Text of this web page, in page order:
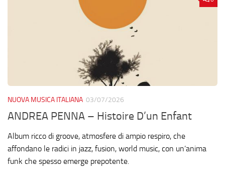
NUOVA MUSICA ITALIANA 03/07/2026
ANDREA PENNA – Histoire D’un Enfant
Album ricco di groove, atmosfere di ampio respiro, che
affondano le radici in jazz, fusion, world music, con un’anima
funk che spesso emerge prepotente.